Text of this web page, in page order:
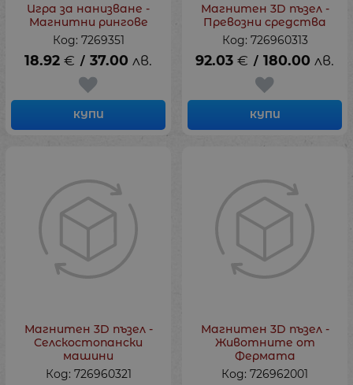
Игра за нанизване -
Магнитни рингове
Код: 7269351
18.92 € / 37.00 лв.
КУПИ
Магнитен 3D пъзел -
Превозни средства
Код: 726960313
92.03 € / 180.00 лв.
КУПИ
Магнитен 3D пъзел -
Селскостопански
машини
Код: 726960321
Магнитен 3D пъзел -
Животните от
Фермата
Код: 726962001